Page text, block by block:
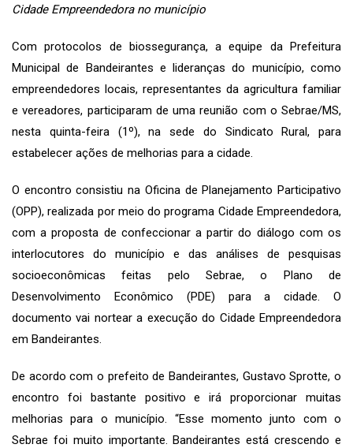
Cidade Empreendedora no município
Com protocolos de biossegurança, a equipe da Prefeitura
Municipal de Bandeirantes e lideranças do município, como
empreendedores locais, representantes da agricultura familiar
e vereadores, participaram de uma reunião com o Sebrae/MS,
nesta quinta-feira (1º), na sede do Sindicato Rural, para
estabelecer ações de melhorias para a cidade.
O encontro consistiu na Oficina de Planejamento Participativo
(OPP), realizada por meio do programa Cidade Empreendedora,
com a proposta de confeccionar a partir do diálogo com os
interlocutores do município e das análises de pesquisas
socioeconômicas feitas pelo Sebrae, o Plano de
Desenvolvimento Econômico (PDE) para a cidade. O
documento vai nortear a execução do Cidade Empreendedora
em Bandeirantes.
De acordo com o prefeito de Bandeirantes, Gustavo Sprotte, o
encontro foi bastante positivo e irá proporcionar muitas
melhorias para o município. “Esse momento junto com o
Sebrae foi muito importante. Bandeirantes está crescendo e